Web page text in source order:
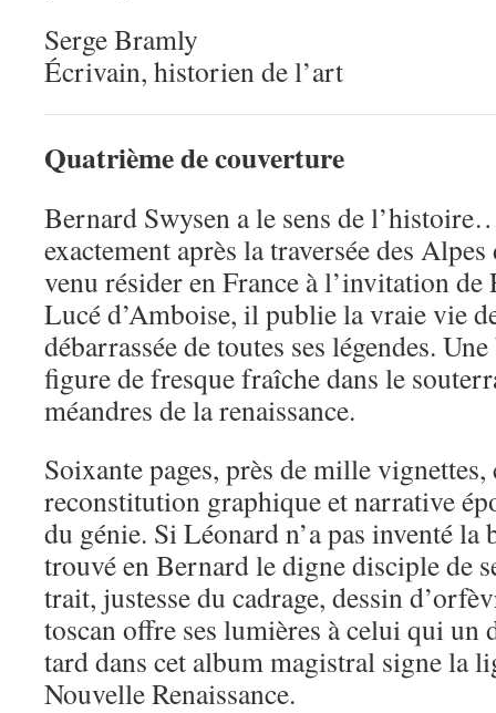
Serge Bramly
Écrivain, historien de l’art
Quatrième de couverture
Bernard Swysen a le sens de
exactement après la traversée des
venu résider en France à l’invitation
Lucé d’Amboise, il publie la vraie vie
débarrassée de toutes ses légendes.
figure de fresque fraîche dans le
méandres de la renaissance.
Soixante pages, près de mille vignettes,
reconstitution graphique et narrative
du génie. Si Léonard n’a pas inventé la
trouvé en Bernard le digne disciple de
trait, justesse du cadrage, dessin
toscan offre ses lumières à celui qui
tard dans cet album magistral signe la
Nouvelle Renaissance.